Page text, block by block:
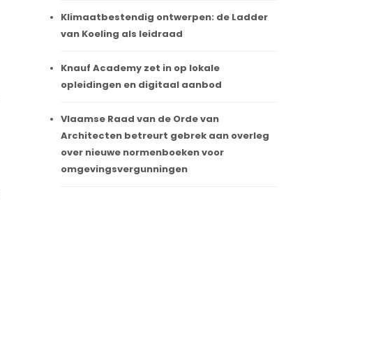
Klimaatbestendig ontwerpen: de Ladder
van Koeling als leidraad
Knauf Academy zet in op lokale
opleidingen en digitaal aanbod
Vlaamse Raad van de Orde van
Architecten betreurt gebrek aan overleg
over nieuwe normenboeken voor
omgevingsvergunningen